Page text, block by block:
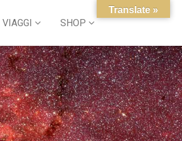
VIAGGI SHOP
Translate »